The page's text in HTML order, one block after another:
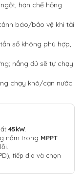
hạn chế hỏng
báo/bảo vệ khi tải
số không phù hợp,
nắng đủ sẽ tự chạy
chạy khô/cạn nước
45kW
nằm trong MPPT
tiếp địa và chọn